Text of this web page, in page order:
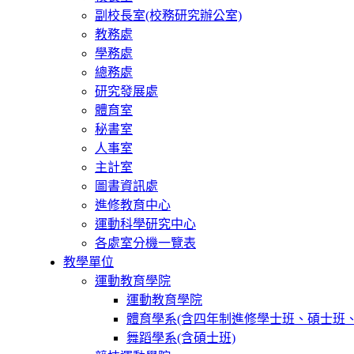
副校長室(校務研究辦公室)
教務處
學務處
總務處
研究發展處
體育室
秘書室
人事室
主計室
圖書資訊處
進修教育中心
運動科學研究中心
各處室分機一覽表
教學單位
運動教育學院
運動教育學院
體育學系(含四年制進修學士班、碩士班
舞蹈學系(含碩士班)